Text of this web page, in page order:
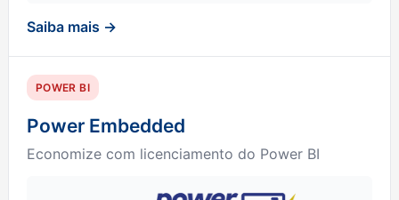
Saiba mais →
POWER BI
Power Embedded
Economize com licenciamento do Power BI